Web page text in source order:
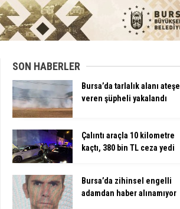
SON HABERLER
Bursa’da tarlalık alanı ateşe
veren şüpheli yakalandı
Çalıntı araçla 10 kilometre
kaçtı, 380 bin TL ceza yedi
Bursa’da zihinsel engelli
adamdan haber alınamıyor